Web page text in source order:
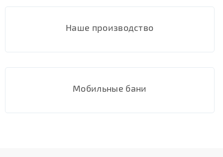
Наше производство
Мобильные бани